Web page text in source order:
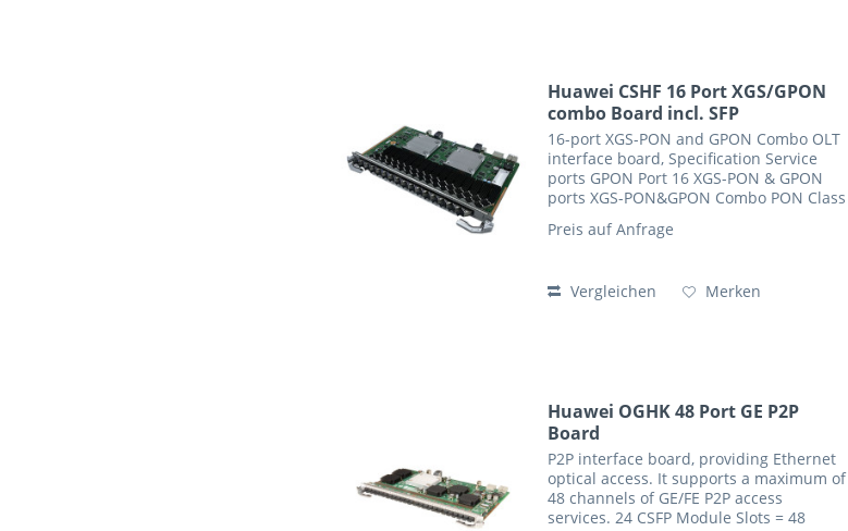
Huawei CSHF 16 Port XGS/GPON
combo Board incl. SFP
16-port XGS-PON and GPON Combo OLT
interface board, Specification Service
ports GPON Port 16 XGS-PON & GPON
ports XGS-PON&GPON Combo PON Class
optical module Operating Wavelength
Preis auf Anfrage
Vergleichen Merken
Huawei OGHK 48 Port GE P2P
Board
P2P interface board, providing Ethernet
optical access. It supports a maximum of
48 channels of GE/FE P2P access
services. 24 CSFP Module Slots = 48